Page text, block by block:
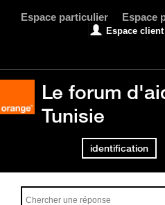
Espace particulier Espace
Espace client
Le forum
Tunisie
identification